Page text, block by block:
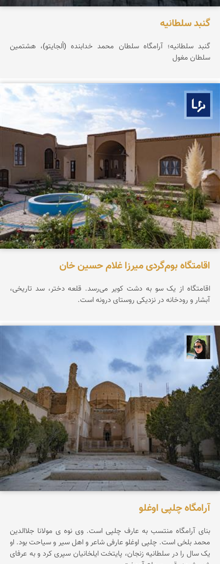
گنبد سلطانیه
گنبد سلطانیه؛ آرامگاه سلطان محمد خدابنده (اُلجایتو)، هشتمین
سلطان مغول
بوم ما
اقامتگاه بوم‌گردی میرزا غلام حسین خان
اقامتگاه از یک سو به دشت کویر می‌رسد. قلعه دختر، سد تاریخی،
آبشار و رودخانه در نزدیکی روستای درونه است.
سپیده اصلان
آرامگاه چلپی اوغلو
بنای آرامگاه منتسب به عارف چلپی است. وی نوه ی مولانا جلاالدین
محمد بلخی است. چلپی اوغلو عارفی شاعر و اهل سیر و سیاحت بود. او
یک سال را در سلطانیه زنجان، پایتخت ایلخانیان سپری کرد و به عرفای